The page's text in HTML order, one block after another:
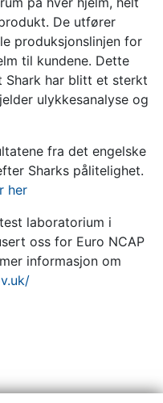
De utfører
produksjonslinjen for
til kundene. Dette
Shark har blitt et sterkt
ulykkesanalyse og
fra det engelske
Sharks pålitelighet.
her
laboratorium i
oss for Euro NCAP
informasjon om